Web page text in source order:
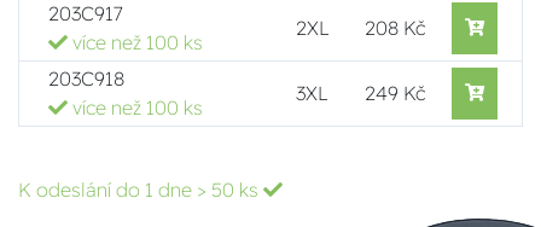
203C917
více než 100 ks
2XL 208 Kč
203C918
více než 100 ks
3XL 249 Kč
K odeslání do 1 dne > 50 ks